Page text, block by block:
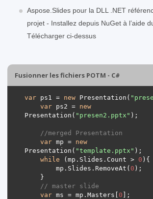
Aspose.Slides pour la DLL .NET
projet - Installez depuis NuGet à l’aide
Télécharger ci-dessus
Fusionner les fichiers POTM - C#
var ps1 = new Presentation(
var ps2 = new
Presentation( "presen2.pptx"
//merged Presentation
var mp = new
Presentation( "template.pptx"
while (mp.Slides.Count > 0
        mp.Slides.RemoveAt(
0
// master slide
var ms = mp.Masters[ 0